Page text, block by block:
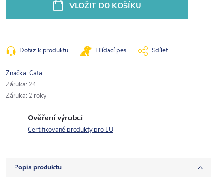
VLOŽIT DO KOŠÍKU
Dotaz k produktu Hlídací pes Sdílet
Značka:Cata
Záruka: 24
Záruka: 2 roky
Ověření výrobci
Certifikované produkty pro EU
Popis produktu